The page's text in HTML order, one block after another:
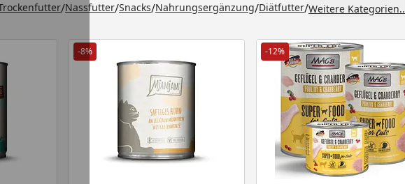
/Nassfutter/Snacks/Nahrungsergänzung/Diätfutter/Weitere Kategorien..
-8% -12%